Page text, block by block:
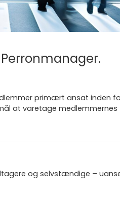
primært ansat inden
at varetage medlemmernes
og selvstændige –